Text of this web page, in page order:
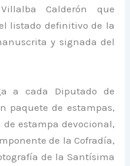
Calderón que
listado definitivo de la
y signada del
a cada Diputado de
paquete de estampas,
estampa devocional,
de la Cofradía,
de la Santísima